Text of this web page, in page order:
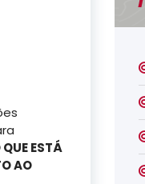
QUE ESTÁ
AO